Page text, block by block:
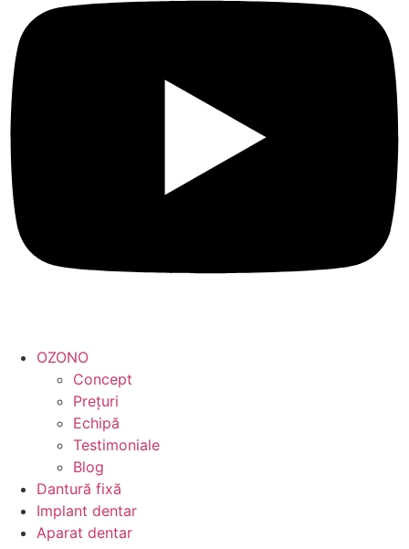
OZONO
Concept
Prețuri
Echipă
Testimoniale
Blog
Dantură fixă
Implant dentar
Aparat dentar